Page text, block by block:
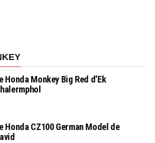
Honda Monkey Big Red d’Ek
Honda CZ100 German Model de